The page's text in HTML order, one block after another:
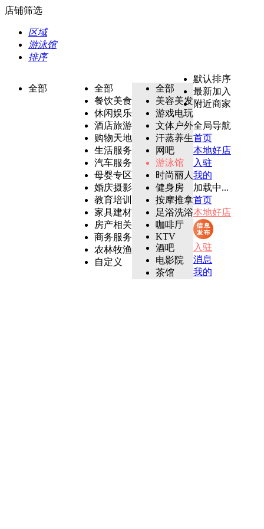
店铺筛选
区域
游泳馆
排序
全部
全部
餐饮美食
休闲娱乐
酒店旅游
购物天地
生活服务
汽车服务
母婴专区
婚庆摄影
教育培训
家具建材
房产相关
商务服务
农林牧渔
自定义
全部
美容美发
游戏电玩
文体户外
汗蒸养生
网吧
游泳馆
时尚丽人
健身房
按摩推拿
足浴洗浴
咖啡厅
KTV
酒吧
电影院
茶馆
默认排序
最新加入
附近商家
全局导航
首页
本地好店
入驻
我的
加载中...
首页
本地好店
入驻
消息
我的